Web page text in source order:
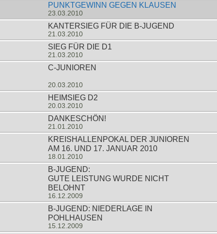
PUNKTGEWINN GEGEN KLAUSEN
23.03.2010
KANTERSIEG FÜR DIE B-JUGEND
21.03.2010
SIEG FÜR DIE D1
21.03.2010
C-JUNIOREN
20.03.2010
HEIMSIEG D2
20.03.2010
DANKESCHÖN!
21.01.2010
KREISHALLENPOKAL DER JUNIOREN
AM 16. UND 17. JANUAR 2010
18.01.2010
B-JUGEND:
GUTE LEISTUNG WURDE NICHT
BELOHNT
16.12.2009
B-JUGEND: NIEDERLAGE IN
POHLHAUSEN
15.12.2009